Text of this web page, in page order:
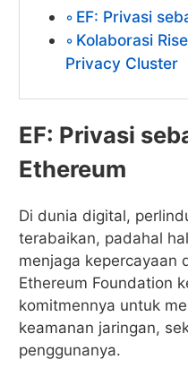
EF: Privasi
Kolaborasi
Privacy Cluster
EF: Privasi
Ethereum
Di dunia digital,
terabaikan, padahal
menjaga kepercayaan
Ethereum Foundation
komitmennya untuk
keamanan jaringan,
penggunanya.